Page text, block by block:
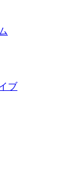
ォーム向けにロ
を簡素化
ブ